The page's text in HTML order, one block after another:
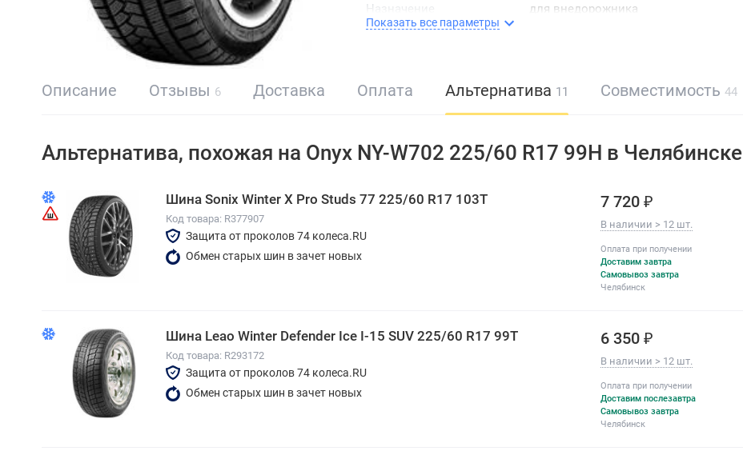
Назначение
для внедорожника
Рисунок протектора
асимметричный
Страна бренда
Китай
По оценке покупателей:
Показать все параметры
Описание Отзывы 6 Доставка Оплата Альтернатива 11 Совместимость 44
Альтернатива, похожая на Onyx NY-W702 225/60 R17 99H в Челябинске
Шина Sonix Winter X Pro Studs 77 225/60 R17 103T
Код товара: R377907
Защита от проколов 74 колеса.RU
Обмен старых шин в зачет новых
7 720 ₽
В наличии > 12 шт.
Оплата при получении
Доставим завтра
Самовывоз завтра
Челябинск
Шина Leao Winter Defender Ice I-15 SUV 225/60 R17 99T
Код товара: R293172
Защита от проколов 74 колеса.RU
Обмен старых шин в зачет новых
6 350 ₽
В наличии > 12 шт.
Оплата при получении
Доставим послезавтра
Самовывоз завтра
Челябинск